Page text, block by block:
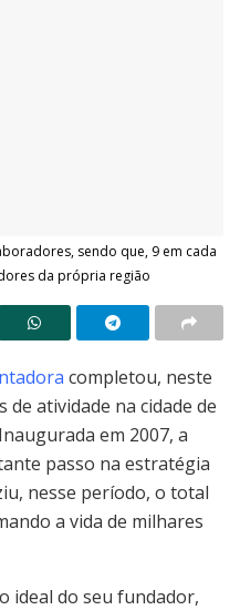
sendo que, 9 em cada
da própria região
completou, neste
de atividade na cidade de
em 2007, a
passo na estratégia
nesse período, o total
a vida de milhares
ideal do seu fundador,